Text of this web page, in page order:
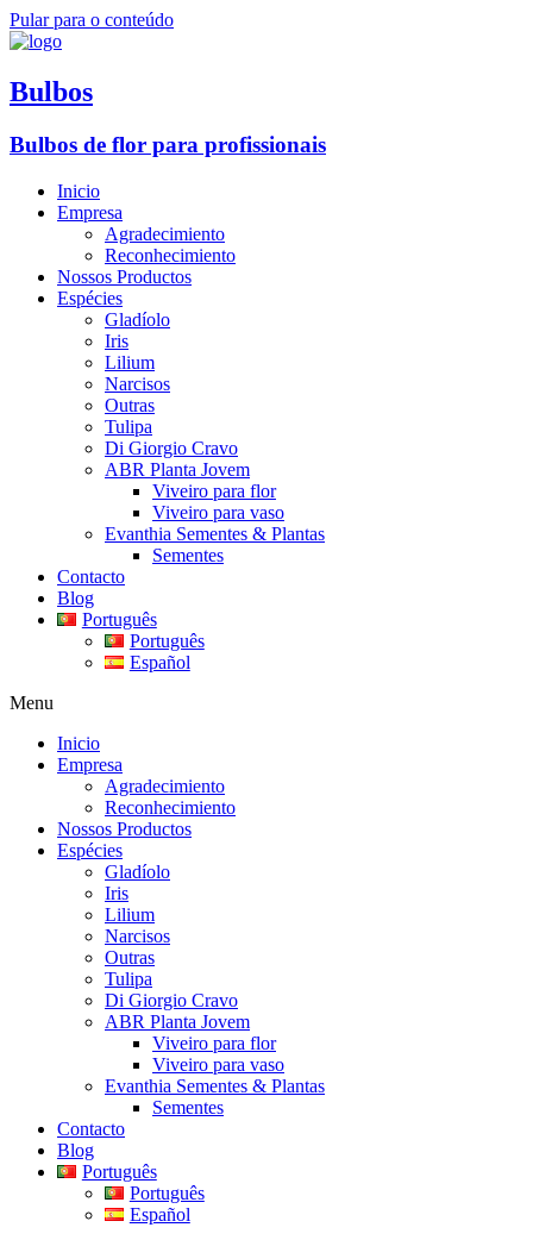
Pular para o conteúdo
Bulbos
Bulbos de flor para profissionais
Inicio
Empresa
Agradecimiento
Reconhecimiento
Nossos Productos
Espécies
Gladíolo
Iris
Lilium
Narcisos
Outras
Tulipa
Di Giorgio Cravo
ABR Planta Jovem
Viveiro para flor
Viveiro para vaso
Evanthia Sementes & Plantas
Sementes
Contacto
Blog
Português
Português
Español
Menu
Inicio
Empresa
Agradecimiento
Reconhecimiento
Nossos Productos
Espécies
Gladíolo
Iris
Lilium
Narcisos
Outras
Tulipa
Di Giorgio Cravo
ABR Planta Jovem
Viveiro para flor
Viveiro para vaso
Evanthia Sementes & Plantas
Sementes
Contacto
Blog
Português
Português
Español